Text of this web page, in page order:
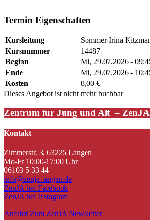
Termin Eigenschaften
Kursleitung
Sommer-Irina
Kursnummer
14487
Beginn
Mi, 29.07.2026 -
Ende
Mi, 29.07.2026 -
Kosten
8,00 €
Dieses Angebot ist nicht mehr buchbar
Zentrum für Jung und Alt – ZenJA
Kontakt
Zimmerstr. 3, 63225 Langen
Mo-Fr 10:00-17:00 Uhr
06103 5 33 44
info@zenja-langen.de
ZenJA bei Facebook
ZenJA bei Instagram
Anfahrt Zum ZenJA Newsletter